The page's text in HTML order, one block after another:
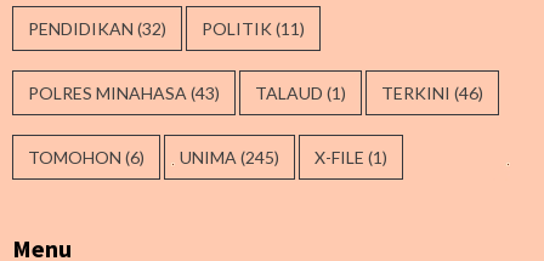
PENDIDIKAN (32) POLITIK (11)
POLRES MINAHASA (43) TALAUD (1) TERKINI (46)
TOMOHON (6) UNIMA (245) X-FILE (1)
Menu